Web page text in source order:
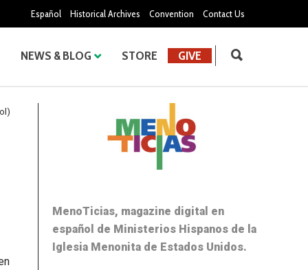
Español Historical Archives Convention Contact Us
NEWS & BLOG STORE GIVE
MenoTicias, magazine digital en
español de Ministerios Hispanos de la
Iglesia Menonita de Estados Unidos.